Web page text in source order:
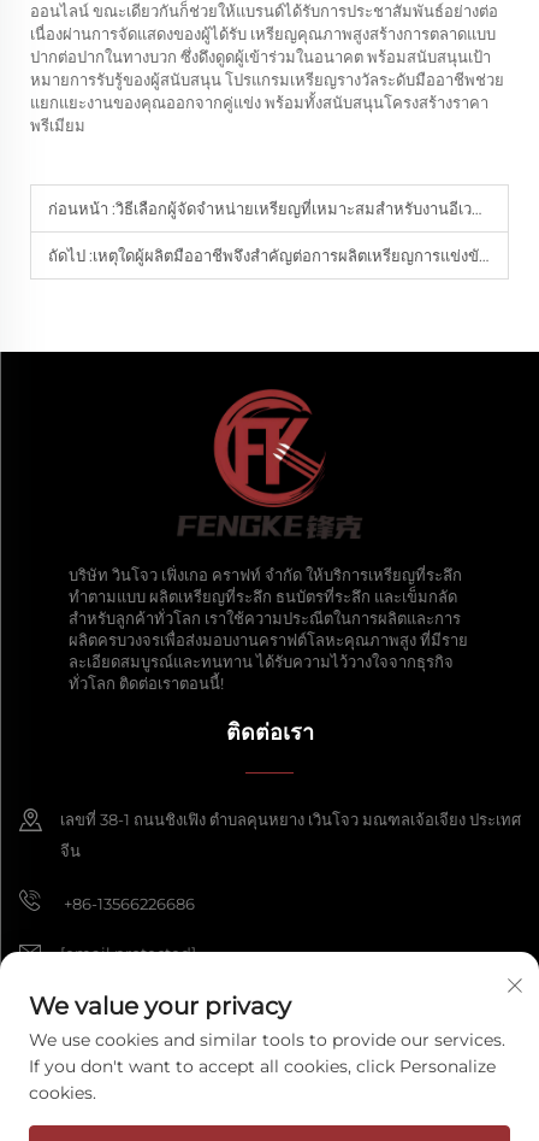
ออนไลน์ ขณะเดียวกันก็ช่วยให้แบรนด์ได้รับการประชาสัมพันธ์อย่างต่อ
เนื่องผ่านการจัดแสดงของผู้ได้รับ เหรียญคุณภาพสูงสร้างการตลาดแบบ
ปากต่อปากในทางบวก ซึ่งดึงดูดผู้เข้าร่วมในอนาคต พร้อมสนับสนุนเป้า
หมายการรับรู้ของผู้สนับสนุน โปรแกรมเหรียญรางวัลระดับมืออาชีพช่วย
แยกแยะงานของคุณออกจากคู่แข่ง พร้อมทั้งสนับสนุนโครงสร้างราคา
พรีเมียม
ก่อนหน้า :วิธีเลือกผู้จัดจำหน่ายเหรียญที่เหมาะสมสำหรับงานอีเวนต์
ถัดไป :เหตุใดผู้ผลิตมืออาชีพจึงสำคัญต่อการผลิตเหรียญการแข่งขันแบบกำหนดเอง?
บริษัท วินโจว เฟิ่งเกอ คราฟท์ จำกัด ให้บริการเหรียญที่ระลึก
ทำตามแบบ ผลิตเหรียญที่ระลึก ธนบัตรที่ระลึก และเข็มกลัด
สำหรับลูกค้าทั่วโลก เราใช้ความประณีตในการผลิตและการ
ผลิตครบวงจรเพื่อส่งมอบงานคราฟต์โลหะคุณภาพสูง ที่มีราย
ละเอียดสมบูรณ์และทนทาน ได้รับความไว้วางใจจากธุรกิจ
ทั่วโลก ติดต่อเราตอนนี้!
ติดต่อเรา
เลขที่ 38-1 ถนนชิงเฟิง ตำบลคุนหยาง เวินโจว มณฑลเจ้อเจียง ประเทศ
จีน
+86-13566226686
[email protected]
สงวนลิขสิทธิ์ © 2025 บริษัท หัตถกรรมเฟิงเกอเหวินโจว จำกัด สงวนลิขสิทธิ์ทุก
ประการ นโยบายความเป็นส่วนตัว
We value your privacy
We use cookies and similar tools to provide our services.
If you don't want to accept all cookies, click Personalize
cookies.